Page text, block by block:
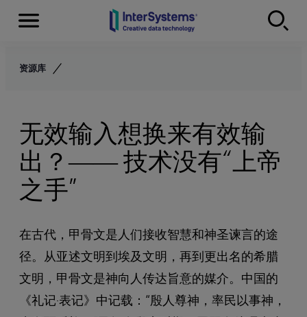
Skip to content
Menu
资源库
无效输入想换来有效输
出？—— 技术没有“上帝
之手”
在古代，甲骨文是人们接收智慧和神圣谏言的途
径。从亚述文明到埃及文明，再到更出名的希腊
文明，甲骨文是神向人传达旨意的媒介。中国的
《礼记·表记》中记载：“殷人尊神，率民以事神，